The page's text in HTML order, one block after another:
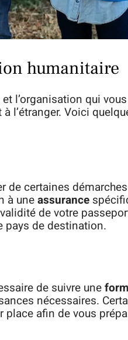
humanitaire
l’organisation qui
l’étranger. Voici
de certaines
à uneassurance
de votre
pays de destination.
de suivre une
nécessaires.
afin de vous